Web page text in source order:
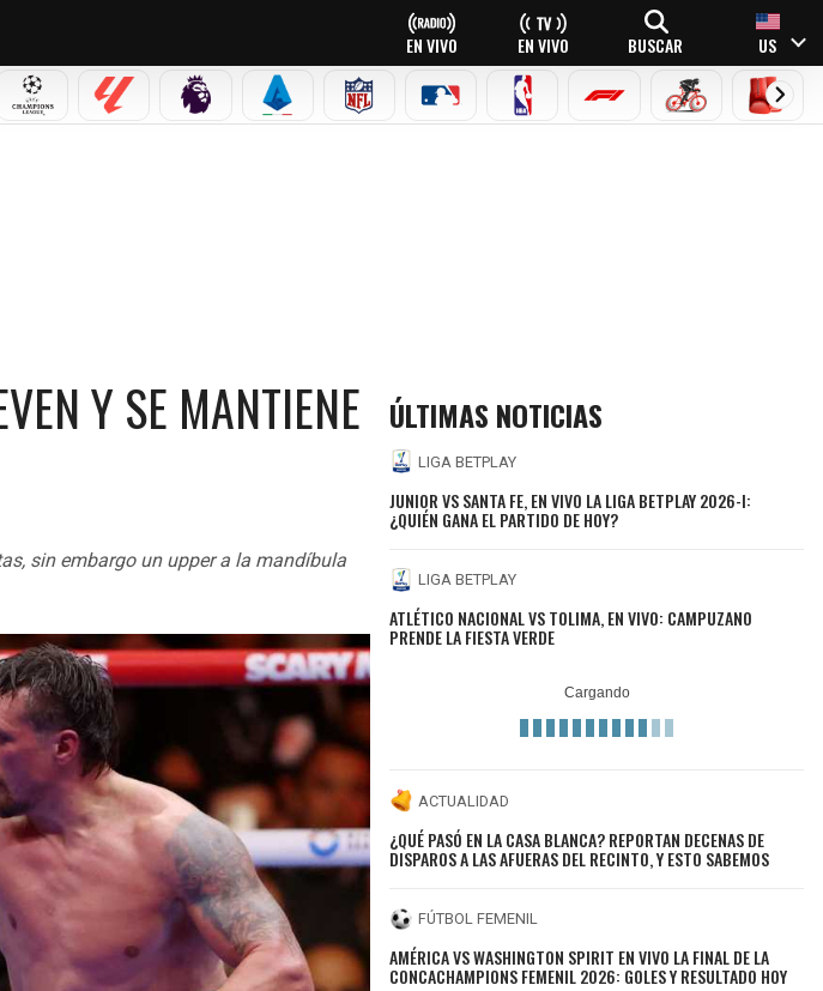
EN VIVO EN VIVO BUSCAR US
CHAMPIONS LEAGUE
LALIGA PREMIER LEAGUE
SERIE A NFL MLB NBA FÓRMULA 1CICLISMOBOXEO
Y SE MANTIENE
sin embargo un upper a la mandíbula
ÚLTIMAS NOTICIAS
LIGA BETPLAY
JUNIOR VS SANTA FE, EN VIVO LA LIGA BETPLAY 2026-I:
¿QUIÉN GANA EL PARTIDO DE HOY?
LIGA BETPLAY
ATLÉTICO NACIONAL VS TOLIMA, EN VIVO: CAMPUZANO
PRENDE LA FIESTA VERDE
ACTUALIDAD
¿QUÉ PASÓ EN LA CASA BLANCA? REPORTAN DECENAS DE
DISPAROS A LAS AFUERAS DEL RECINTO, Y ESTO SABEMOS
FÚTBOL FEMENIL
AMÉRICA VS WASHINGTON SPIRIT EN VIVO LA FINAL DE LA
CONCACHAMPIONS FEMENIL 2026: GOLES Y RESULTADO HOY